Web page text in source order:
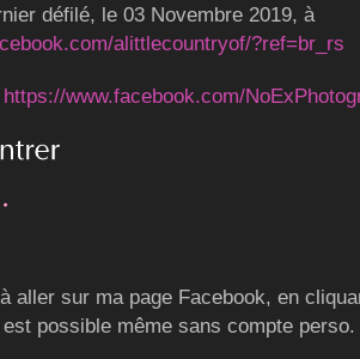
défilé, le 03 Novembre 2019, à
alittlecountryof/?ref=br_rs
https://www.facebook.com/
aller sur ma page Facebook, en
possible même sans compte perso.